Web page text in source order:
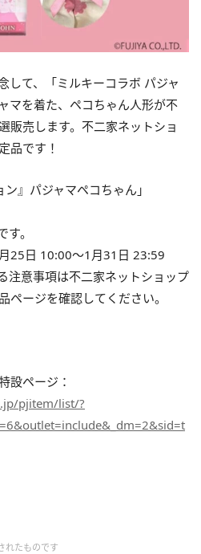
して、「ミルキーコラボ パジャ
マを着た、ペコちゃん人形が不
販売します。不二家ネットショ
品です！
』パジャマペコちゃん」
。
25日 10:00～1月31日 23:59
注意事項は不二家ネットショップ
ページを確認してください。
設ページ：
pjitem/list/?
れたものです